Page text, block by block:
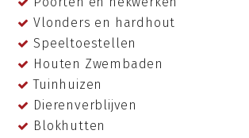
Vlonders en hardhout
Speeltoestellen
Houten Zwembaden
Tuinhuizen
Dierenverblijven
Blokhutten